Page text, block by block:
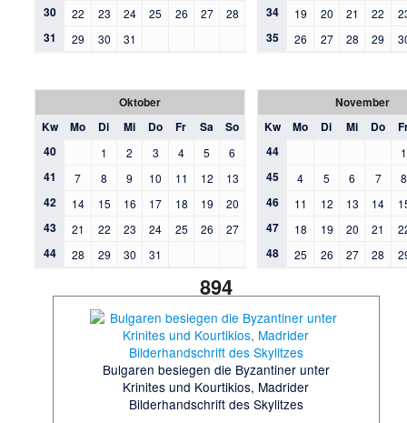
30 22 23 24 25 26 27 28
31 29 30 31
34 19 20 21 22
35 26 27 28 29
Oktober
Kw
Mo Di Mi Do Fr Sa
So
40
1 2 3 4 5 6
41 7 8 9 10 11 12 13
42 14 15 16 17 18 19 20
43 21 22 23 24 25 26 27
44 28 29 30 31
November
Kw
Mo Di Mi Do
44
1
45 4 5 6 7 8
46 11 12 13 14
47 18 19 20 21
48 25 26 27 28
894
Bulgaren besiegen die Byzantiner unter
Krinites und Kourtikios, Madrider
Bilderhandschrift des Skylitzes